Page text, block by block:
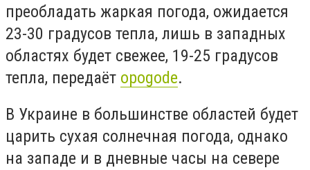
преобладать жаркая погода, ожидается
23-30 градусов тепла, лишь в западных
областях будет свежее, 19-25 градусов
тепла, передаёт opogode.
В Украине в большинстве областей будет
царить сухая солнечная погода, однако
на западе и в дневные часы на севере